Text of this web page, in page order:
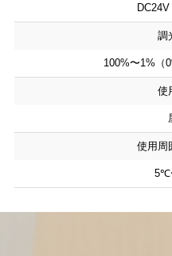
調
100%〜1%（
使
使用周
5℃